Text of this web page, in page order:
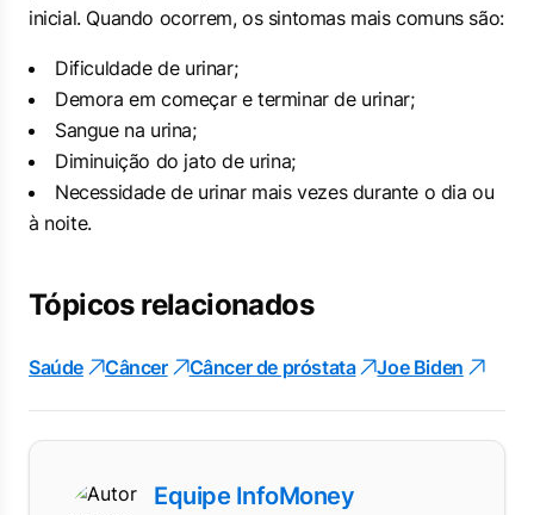
inicial. Quando ocorrem, os sintomas mais comuns são:
Dificuldade de urinar;
Demora em começar e terminar de urinar;
Sangue na urina;
Diminuição do jato de urina;
Necessidade de urinar mais vezes durante o dia ou
à noite.
Tópicos relacionados
Saúde Câncer Câncer de próstata Joe Biden
Equipe InfoMoney